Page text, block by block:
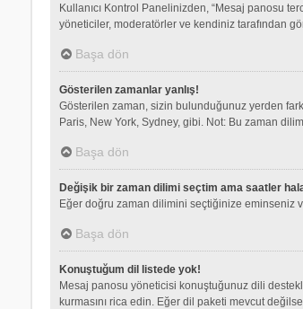
Kullanıcı Kontrol Panelinizden, “Mesaj panosu
yöneticiler, moderatörler ve kendiniz tarafından
Başa dön
Gösterilen zamanlar yanlış!
Gösterilen zaman, sizin bulunduğunuz yerden
Paris, New York, Sydney, gibi. Not: Bu zaman
Başa dön
Değişik bir zaman dilimi seçtim ama saatler
Eğer doğru zaman dilimini seçtiğinize eminseniz
Başa dön
Konuştuğum dil listede yok!
Mesaj panosu yöneticisi konuştuğunuz dili
kurmasını rica edin. Eğer dil paketi mevcut